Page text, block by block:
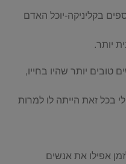
בקליניקה-יוכל האדם
יותר.
טובים יותר שהיו בחייו,
בכל זאת הייתה לו למרות
אפילו את אנשים